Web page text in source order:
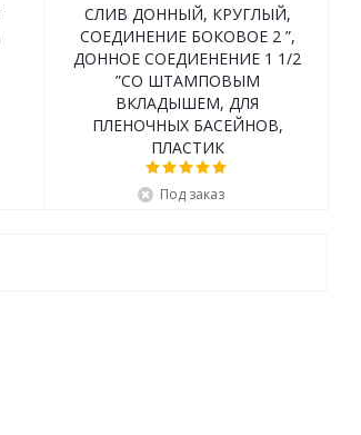
СЛИВ ДОННЫЙ, КРУГЛЫЙ,
СОЕДИНЕНИЕ БОКОВОЕ 2 ”,
ДОННОЕ СОЕДИЕНЕНИЕ 1 1/2
”СО ШТАМПОВЫМ
ВКЛАДЫШЕМ, ДЛЯ
ПЛЕНОЧНЫХ БАСЕЙНОВ,
ПЛАСТИК
Под заказ